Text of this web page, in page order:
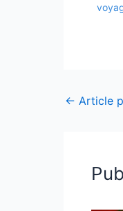
← Article